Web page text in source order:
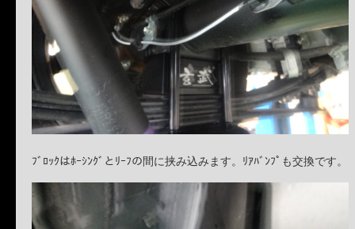
ﾌﾞﾛｯｸはﾎｰｼﾝｸﾞとﾘｰﾌの間に挟み込みます。ﾘｱﾊﾞﾝﾌﾟも交換です。